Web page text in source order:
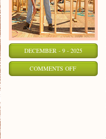
DECEMBER - 9 - 2025
COMMENTS OFFON